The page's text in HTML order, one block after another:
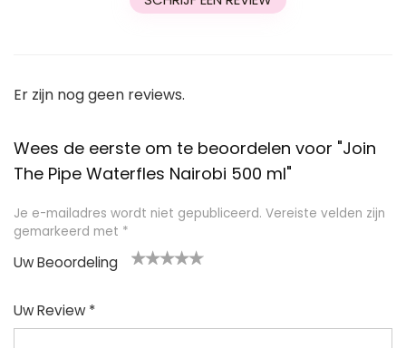
Er zijn nog geen reviews.
Wees de eerste om te beoordelen voor "Join
The Pipe Waterfles Nairobi 500 ml"
Je e-mailadres wordt niet gepubliceerd. Vereiste velden zijn
gemarkeerd met *
Uw Beoordeling
Uw Review *